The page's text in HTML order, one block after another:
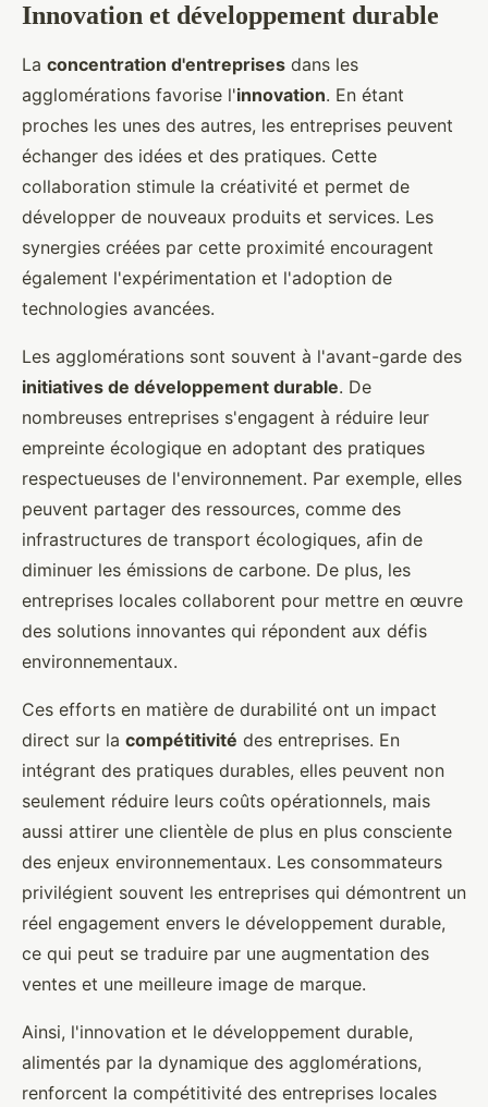
Innovation et développement durable
La concentration d'entreprises dans les
agglomérations favorise l'innovation. En étant
proches les unes des autres, les entreprises peuvent
échanger des idées et des pratiques. Cette
collaboration stimule la créativité et permet de
développer de nouveaux produits et services. Les
synergies créées par cette proximité encouragent
également l'expérimentation et l'adoption de
technologies avancées.
Les agglomérations sont souvent à l'avant-garde des
initiatives de développement durable. De
nombreuses entreprises s'engagent à réduire leur
empreinte écologique en adoptant des pratiques
respectueuses de l'environnement. Par exemple, elles
peuvent partager des ressources, comme des
infrastructures de transport écologiques, afin de
diminuer les émissions de carbone. De plus, les
entreprises locales collaborent pour mettre en œuvre
des solutions innovantes qui répondent aux défis
environnementaux.
Ces efforts en matière de durabilité ont un impact
direct sur la compétitivité des entreprises. En
intégrant des pratiques durables, elles peuvent non
seulement réduire leurs coûts opérationnels, mais
aussi attirer une clientèle de plus en plus consciente
des enjeux environnementaux. Les consommateurs
privilégient souvent les entreprises qui démontrent un
réel engagement envers le développement durable,
ce qui peut se traduire par une augmentation des
ventes et une meilleure image de marque.
Ainsi, l'innovation et le développement durable,
alimentés par la dynamique des agglomérations,
renforcent la compétitivité des entreprises locales